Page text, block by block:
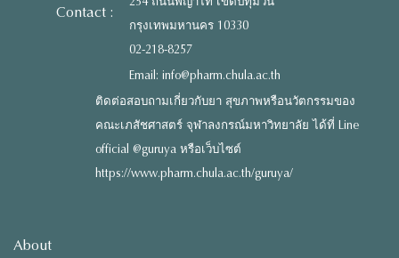
Contact :
กรุงเทพมหานคร 10330
02-218-8257
Email: info@pharm.chula.ac.th
ติดต่อสอบถามเกี่ยวกับยา สุขภาพหรือนวัตกรรมของ
คณะเภสัชศาสตร์ จุฬาลงกรณ์มหาวิทยาลัย ได้ที่ Line
official @guruya หรือเว็บไซต์
https://www.pharm.chula.ac.th/guruya/
About